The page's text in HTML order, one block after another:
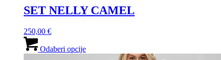
SET NELLY CAMEL
250,00 €
Odaberi opcijeproizvod